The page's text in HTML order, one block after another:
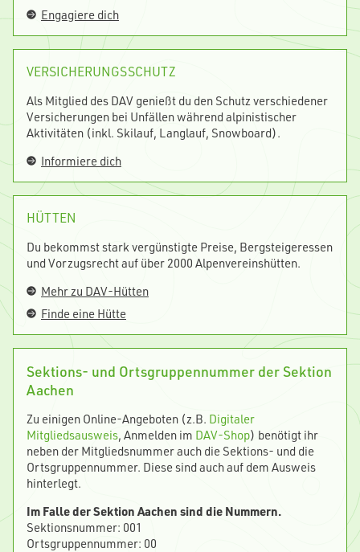
Engagiere dich
VERSICHERUNGSSCHUTZ
Als Mitglied des DAV genießt du den Schutz verschiedener
Versicherungen bei Unfällen während alpinistischer
Aktivitäten (inkl. Skilauf, Langlauf, Snowboard).
Informiere dich
HÜTTEN
Du bekommst stark vergünstigte Preise, Bergsteigeressen
und Vorzugsrecht auf über 2000 Alpenvereinshütten.
Mehr zu DAV-Hütten
Finde eine Hütte
Sektions- und Ortsgruppennummer der Sektion
Aachen
Zu einigen Online-Angeboten (z.B. Digitaler
Mitgliedsausweis, Anmelden im DAV-Shop) benötigt ihr
neben der Mitgliedsnummer auch die Sektions- und die
Ortsgruppennummer. Diese sind auch auf dem Ausweis
hinterlegt.
Im Falle der Sektion Aachen sind die Nummern.
Sektionsnummer: 001
Ortsgruppennummer: 00